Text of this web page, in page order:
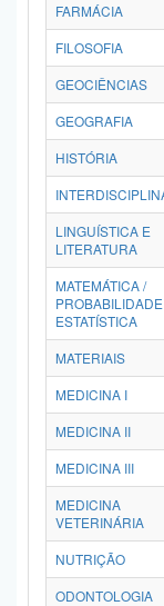
FARMÁCIA
FILOSOFIA
GEOCIÊNCIAS
GEOGRAFIA
HISTÓRIA
LINGUÍSTICA E
LITERATURA
MATEMÁTICA /
ESTATÍSTICA
MATERIAIS
MEDICINA I
MEDICINA II
MEDICINA III
MEDICINA
VETERINÁRIA
NUTRIÇÃO
ODONTOLOGIA